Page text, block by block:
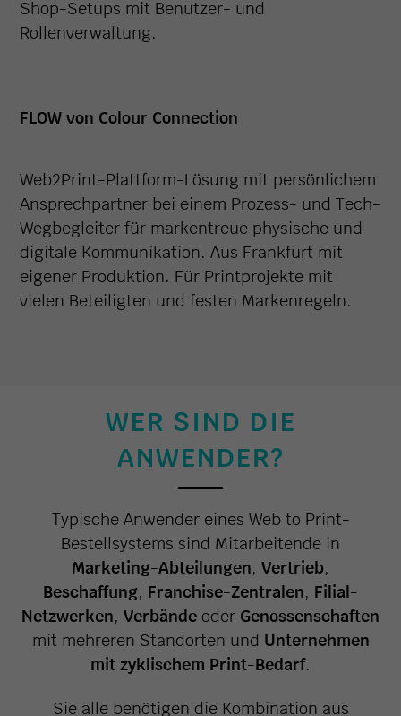
Shop-Setups mit Benutzer- und
Rollenverwaltung.
FLOW von Colour Connection
Web2Print-Plattform-Lösung mit persönlichem
Ansprechpartner bei einem Prozess- und Tech-
Wegbegleiter für markentreue physische und
digitale Kommunikation. Aus Frankfurt mit
eigener Produktion. Für Printprojekte mit
vielen Beteiligten und festen Markenregeln.
WER SIND DIE
ANWENDER?
Typische Anwender eines Web to Print-
Bestellsystems sind Mitarbeitende in
Marketing-Abteilungen, Vertrieb,
Beschaffung, Franchise-Zentralen, Filial-
Netzwerken, Verbände oder Genossenschaften
mit mehreren Standorten und Unternehmen
mit zyklischem Print-Bedarf.
Sie alle benötigen die Kombination aus